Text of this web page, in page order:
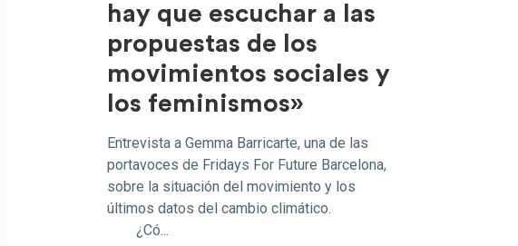
hay que escuchar a las
propuestas de los
movimientos sociales y
los feminismos»
Entrevista a Gemma Barricarte, una de las
portavoces de Fridays For Future Barcelona,
sobre la situación del movimiento y los
últimos datos del cambio climático.
¿Có...